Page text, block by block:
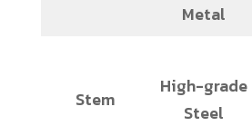
Metal
Stem
High-grade
Steel